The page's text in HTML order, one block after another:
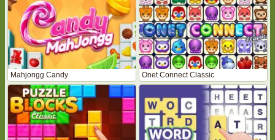
Mahjongg Candy Onet Connect Classic